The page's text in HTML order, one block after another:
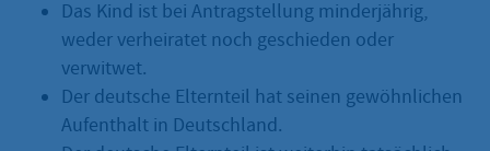
Das Kind ist bei Antragstellung minderjährig,
weder verheiratet noch geschieden oder
verwitwet.
Der deutsche Elternteil hat seinen gewöhnlichen
Aufenthalt in Deutschland.